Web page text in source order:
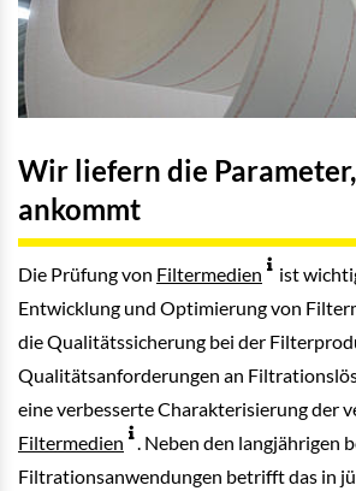
Wir liefern die
ankommt
Die Prüfung von Filtermedien
ist
Entwicklung und Optimierung von
die Qualitätssicherung bei der
Qualitätsanforderungen an
eine verbesserte Charakterisierung der
Filtermedien
. Neben den langjährigen
Filtrationsanwendungen betrifft das in